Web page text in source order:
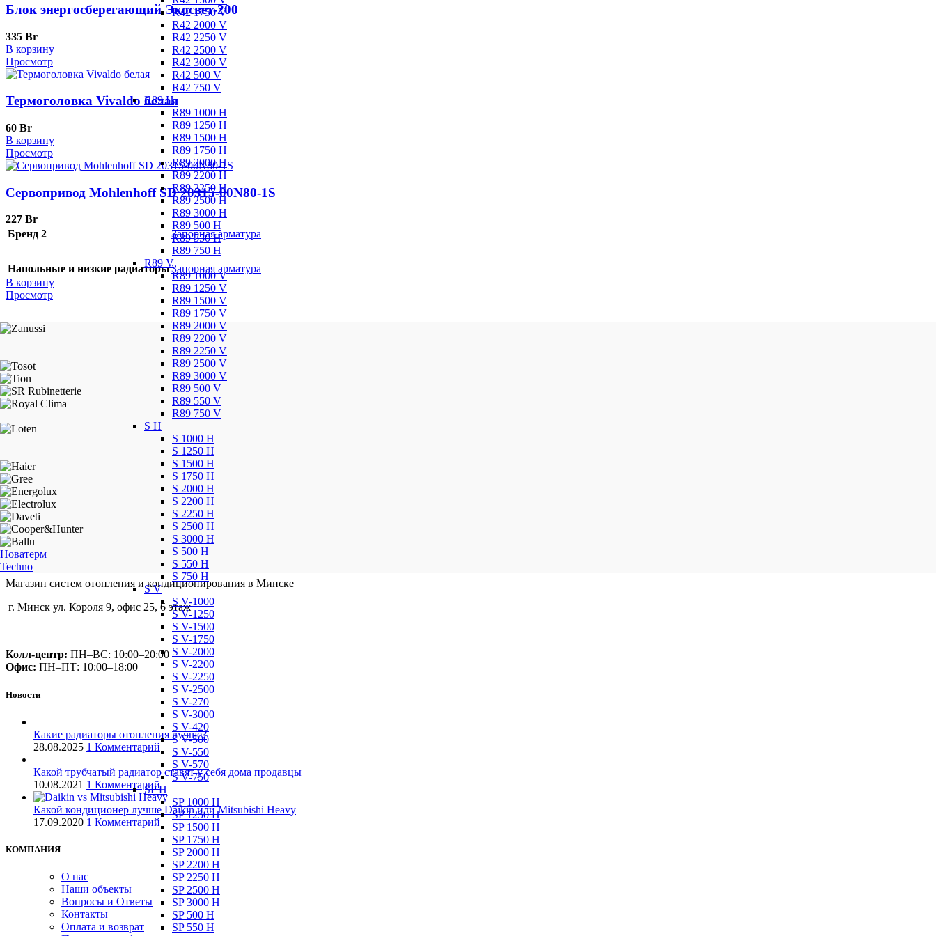
R42 1750 V
R42 2000 V
R42 2250 V
R42 2500 V
R42 3000 V
R42 500 V
R42 750 V
R89 H
R89 1000 H
R89 1250 H
R89 1500 H
R89 1750 H
R89 2000 H
R89 2200 H
R89 2250 H
R89 2500 H
R89 3000 H
R89 500 H
R89 550 H
R89 750 H
R89 V
R89 1000 V
R89 1250 V
R89 1500 V
R89 1750 V
R89 2000 V
R89 2200 V
R89 2250 V
R89 2500 V
R89 3000 V
R89 500 V
R89 550 V
R89 750 V
S H
S 1000 H
S 1250 H
S 1500 H
S 1750 H
S 2000 H
S 2200 H
S 2250 H
S 2500 H
S 3000 H
S 500 H
S 550 H
S 750 H
S V
S V-1000
S V-1250
S V-1500
S V-1750
S V-2000
S V-2200
S V-2250
S V-2500
S V-270
S V-3000
S V-420
S V-500
S V-550
S V-570
S V-750
SP H
SP 1000 H
SP 1250 H
SP 1500 H
SP 1750 H
SP 2000 H
SP 2200 H
SP 2250 H
SP 2500 H
SP 3000 H
SP 500 H
SP 550 H
Блок энергосберегающий Экосвет-200
335 Br
В корзину
Просмотр
Термоголовка Vivaldo белая
60 Br
В корзину
Просмотр
Сервопривод Mohlenhoff SD 20315-00N80-1S
227 Br
Бренд 2
Запорная арматура
Напольные и низкие радиаторыЗапорная арматура
В корзину
Просмотр
Новатерм
Techno
Магазин систем отопления и кондиционирования в Минске
г. Минск ул. Короля 9, офис 25, 6 этаж
Колл-центр: ПН–ВС: 10:00–20:00​
Офис: ПН–ПТ: 10:00–18:00
Новости
Какие радиаторы отопления лучше?
28.08.2025 1 Комментарий
Какой трубчатый радиатор ставят у себя дома продавцы
10.08.2021 1 Комментарий
Какой кондиционер лучше Daikin или Mitsubishi Heavy
17.09.2020 1 Комментарий
КОМПАНИЯ
О нас
Наши объекты
Вопросы и Ответы
Контакты
Оплата и возврат